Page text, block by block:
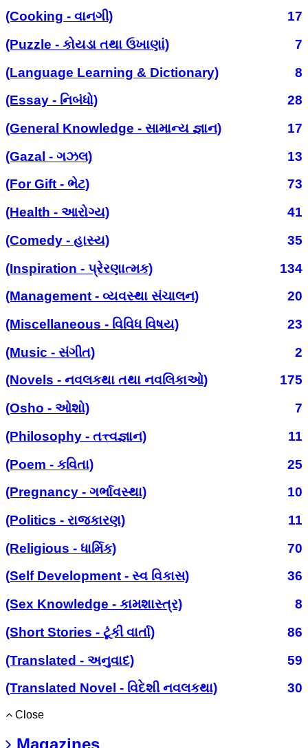
(Cooking - વાનગી)
17
(Puzzle - કોયડા તથા ઉખાણાં)
7
(Language Learning & Dictionary)
8
(Essay - નિબંધો)
28
(General Knowledge - સામાન્ય જ્ઞાન)
17
(Gazal - ગઝલ)
13
(For Gift - ભેટ)
73
(Health - આરોગ્ય)
41
(Comedy - હાસ્ય)
35
(Inspiration - પ્રેરણાત્મક)
134
(Management - વ્યવસ્થા સંચાલન)
20
(Miscellaneous - વિવિધ વિષય)
23
(Music - સંગીત)
2
(Novels - નવલકથા તથા નવલિકાઓ)
175
(Osho - ઓશો)
7
(Philosophy - તત્ત્વજ્ઞાન)
11
(Poem - કવિતા)
25
(Pregnancy - ગર્ભાવસ્થા)
10
(Politics - રાજકારણ)
11
(Religious - ધાર્મિક)
70
(Self Development - સ્વ વિકાસ)
36
(Sex Knowledge - કામશાસ્ત્ર)
8
(Short Stories - ટૂંકી વાર્તા)
86
(Translated - અનુવાદ)
59
(Translated Novel - વિદેશી નવલકથા)
30
Close
Magazines